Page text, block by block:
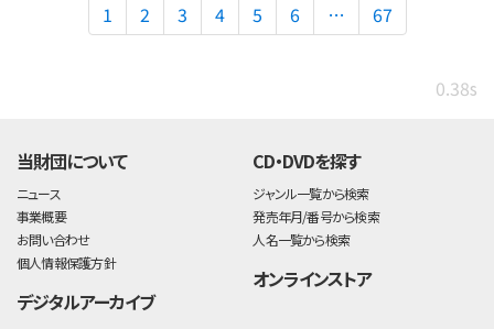
1 2 3 4 5 6 … 67
0.38s
当財団について
ニュース
事業概要
お問い合わせ
個人情報保護方針
デジタルアーカイブ
CD・DVDを探す
ジャンル一覧から検索
発売年月/番号から検索
人名一覧から検索
オンラインストア